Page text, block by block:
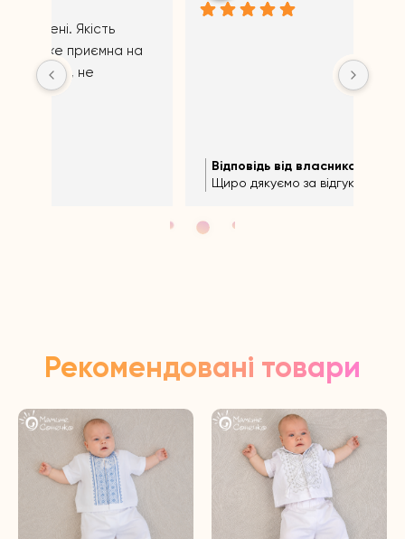
Відповідь від власника11 months ago
Щиро дякуємо за відгук!
Рекомендовані товари